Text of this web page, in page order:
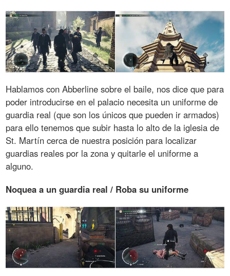
Hablamos con Abberline sobre el baile, nos dice que para
poder introducirse en el palacio necesita un uniforme de
guardia real (que son los únicos que pueden ir armados)
para ello tenemos que subir hasta lo alto de la iglesia de
St. Martín cerca de nuestra posición para localizar
guardias reales por la zona y quitarle el uniforme a
alguno.
Noquea a un guardia real / Roba su uniforme